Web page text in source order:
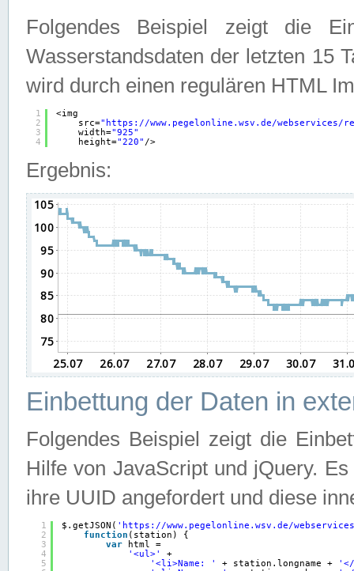
Folgendes Beispiel zeigt die
Wasserstandsdaten der letzten 15
wird durch einen regulären HTML
1
2
3
4
<img
src=" https://www.pegelonline.wsv.de/webservices/
width="925"
height="220" />
Ergebnis:
Einbettung der Daten in
Folgendes Beispiel zeigt die
Hilfe von JavaScript und jQuery.
ihre UUID angefordert und diese
1
2
3
4
5
$.getJSON( ' https://www.pegelonline.wsv.de/
function (station) {
var
html =
'<ul>'
+
'<li>Name: '
+ station.longname +